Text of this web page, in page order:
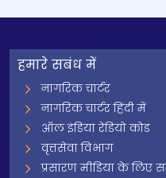
हमारे सबंध में
नागरिक चार्टर
नागरिक चार्टर हिंदी में
ऑल इंडिया रेडियो कोड
वृत्तसेवा विभाग
प्रसारण मीडिया के लिए